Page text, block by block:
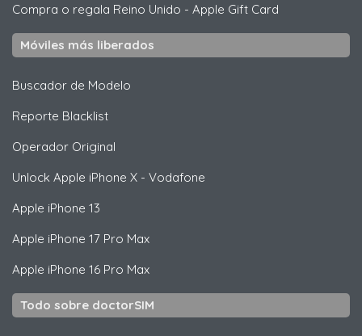
Compra o regala Reino Unido - Apple Gift Card
Móviles más liberados
Buscador de Modelo
Reporte Blacklist
Operador Original
Unlock Apple iPhone X - Vodafone
Apple iPhone 13
Apple iPhone 17 Pro Max
Apple iPhone 16 Pro Max
Todo sobre doctorSIM